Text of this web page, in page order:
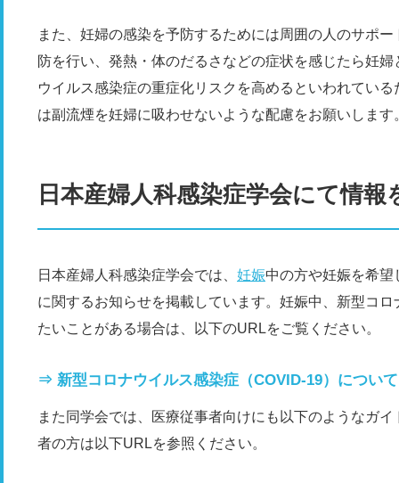
また、妊婦の感染を予防するためには周囲の人のサポ
防を行い、発熱・体のだるさなどの症状を感じたら妊
ウイルス感染症の重症化リスクを高めるといわれてい
は副流煙を妊婦に吸わせないような配慮をお願いします
日本産婦人科感染症学会にて情報
日本産婦人科感染症学会では、 妊娠中の方や妊娠を希
に関するお知らせを掲載しています。妊娠中、新型コ
たいことがある場合は、以下のURLをご覧ください。
⇒ 新型コロナウイルス感染症（COVID-19）につい
また同学会では、医療従事者向けにも以下のようなガ
者の方は以下URLを参照ください。